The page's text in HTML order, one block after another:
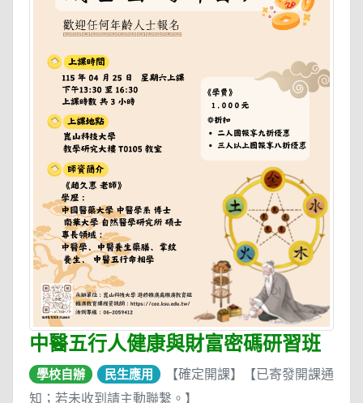
中醫五行人健康與財富密碼研習班
學校自辦 民生應用
【確定開課】【已寄發開課通
知；若未收到請主動聯繫。】